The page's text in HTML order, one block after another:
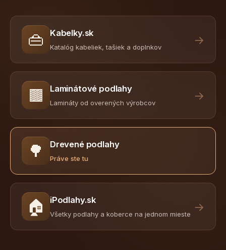
👜 Kabelky.sk
Katalóg kabeliek, tašiek a doplnkov
→
🟫 Laminátové podlahy
Lamináty od overených výrobcov
→
🌳 Drevené podlahy
Práve ste tu
🏠 iPodlahy.sk
Všetky podlahy a koberce na jednom mieste
→